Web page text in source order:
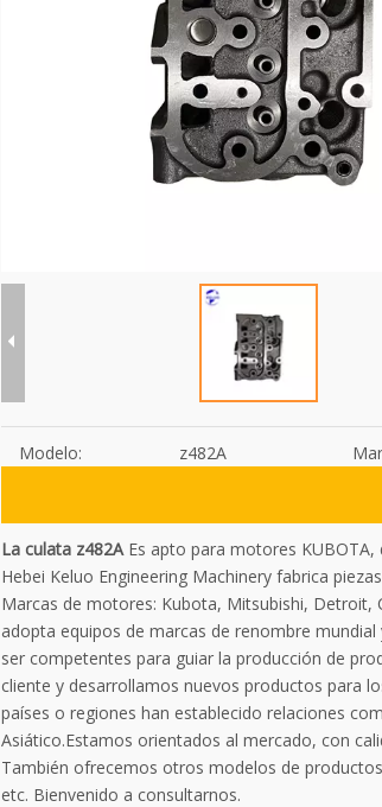
Modelo: z482A
La culata z482AEs apto para motores KUBOTA,
Hebei Keluo Engineering Machinery fabrica
Marcas de motores: Kubota, Mitsubishi, Detroit,
adopta equipos de marcas de renombre
ser competentes para guiar la producción de
cliente y desarrollamos nuevos productos para
países o regiones han establecido relaciones
Asiático.Estamos orientados al mercado, con
También ofrecemos otros modelos de
etc. Bienvenido a consultarnos.